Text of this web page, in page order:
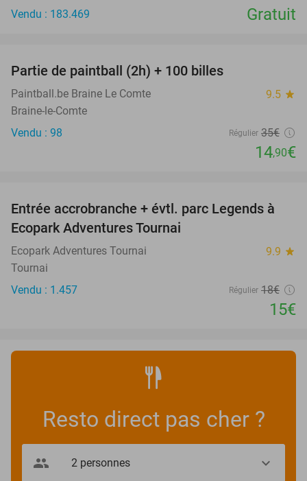
Vendu : 183.469
Gratuit
Partie de paintball (2h) + 100 billes
Paintball.be Braine Le Comte 9.5 star
Braine-le-Comte
Vendu : 98
Régulier 35€
14,90€
17%
Entrée accrobranche + évtl. parc Legends à
Ecopark Adventures Tournai
Ecopark Adventures Tournai 9.9 star
Tournai
Vendu : 1.457
Régulier 18€
15€
Resto direct pas cher ?